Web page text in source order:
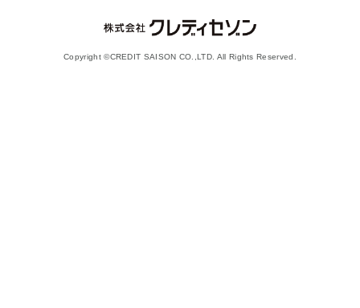
Copyright ©CREDIT SAISON CO.,LTD. All Rights Reserved.